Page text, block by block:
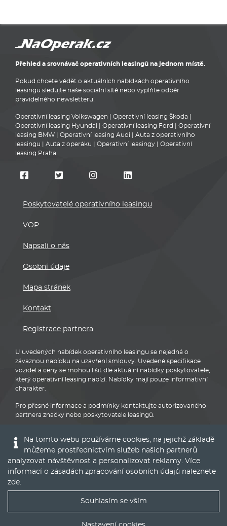
Přehled a srovnávač operativních leasingů na jednom místě.
Pokud chcete vědět o aktuálních nabídkách operativního
leasingu sledujte naše sociální sítě nebo vyplňte odběr
pravidelného newsletteru!
Operativní leasing Volkswagen Operativní leasing Škoda
Operativní leasing Hyundai
Operativní leasing Ford
Operativní
leasing BMW
Operativní leasing Audi
Auta z operativního
leasingu
Auta z operáku Operativní leasingy
Operativní
leasing Praha
Poskytovatelé operativního leasingu
VOP
Napsali o nás
Osobní údaje
Mapa stránek
Kontakt
Registrace partnera
U uvedených nabídek operativního leasingu se nejedná o
závaznou nabídku na uzavření smlouvy. Uvedené specifikace
vozidel a ceny se mohou lišit dle aktuální nabídky poskytovatele,
který operativní leasing nabízí. Nabídky mají pouze informativní
charakter.
Pro přesné informace a podmínky kontaktujte autorizovaného
partnera značky nebo poskytovatele leasingů.
Na tomto webu používáme cookies, na jejichž základě
můžeme prostřednictvím služeb našich partnerů
analyzovat návštěvnost a personalizovat reklamy. Více
informací o zásadách zpracování osobních údajů naleznete
zde.
Souhlasím se vším
Nejlepší nabídky operáku do Vašeho emailu